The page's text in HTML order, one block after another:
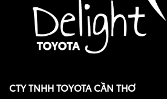
CTY TNHH TOYOTA CẦN THƠ